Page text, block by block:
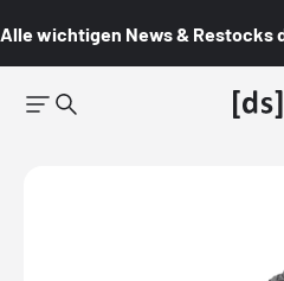
Alle wichtigen News & Restocks